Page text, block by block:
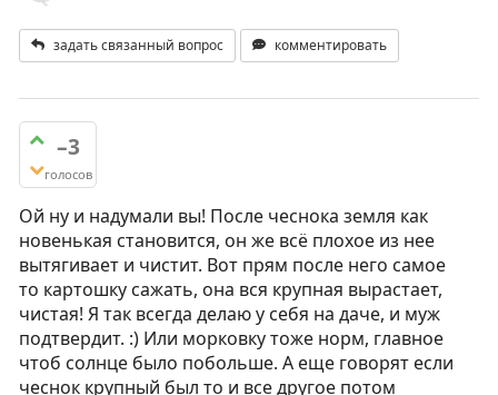
задать связанный вопрос комментировать
–3
голосов
Ой ну и надумали вы! После чеснока земля как
новенькая становится, он же всё плохое из нее
вытягивает и чистит. Вот прям после него самое
то картошку сажать, она вся крупная вырастает,
чистая! Я так всегда делаю у себя на даче, и муж
подтвердит. :) Или морковку тоже норм, главное
чтоб солнце было побольше. А еще говорят если
чеснок крупный был то и все другое потом